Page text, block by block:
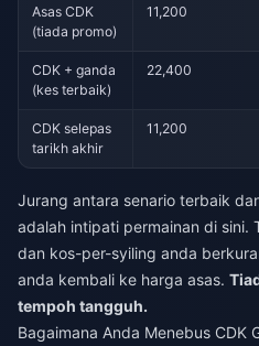
Asas CDK
(tiada promo)
11,200
CDK + ganda
(kes terbaik)
22,400
CDK selepas
tarikh akhir
11,200
Jurang antara senario terbaik
adalah intipati permainan di sini.
dan kos-per-syiling anda
anda kembali ke harga asas.
tempoh tangguh.
Bagaimana Anda Menebus CDK